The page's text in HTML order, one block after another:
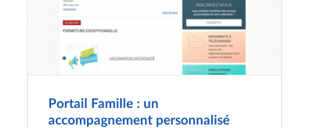
Portail Famille : un
accompagnement personnalisé